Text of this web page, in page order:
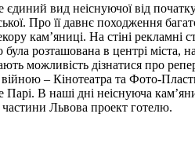
вид неіснуючої від
Про її давнє походження
кам’яниці. На стіні рекламні
розташована в центрі міста,
можливість дізнатися про
війною – Кінотеатра та Фото-
Парі. В наші дні неіснуюча
Львова проект готелю.